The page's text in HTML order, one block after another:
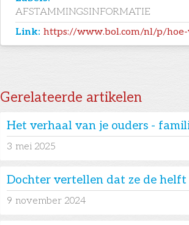
AFSTAMMINGSINFORMATIE
Link: https://www.bol.com/nl/p/
Gerelateerde artikelen
Het verhaal van je ouders -
3 mei 2025
Dochter vertellen dat ze de helft
9 november 2024